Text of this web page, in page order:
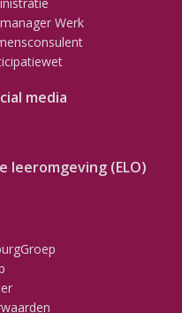
Werk
media
leeromgeving (ELO)